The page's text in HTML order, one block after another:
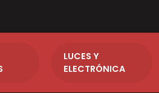
LUCES Y
ELECTRÓNICA